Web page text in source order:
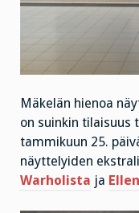
Mäkelän hienoa
on suinkin tilaisuus
tammikuun 25.
näyttelyiden
Warholista ja